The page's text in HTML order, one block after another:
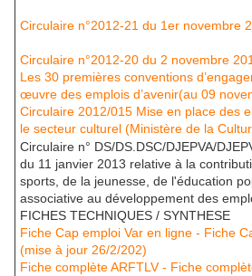
Circulaire n°2012-21 du 1er novembre
Circulaire n°2012-20 du 2 novembre
Les 30 premières conventions
œuvre des emplois d’avenir(au 09
Circulaire 2012/015 Mise en place des
le secteur culturel (Ministère de la
Circulaire n° DS/DS.DSC/DJEPVA/
du 11 janvier 2013 relative à la
sports, de la jeunesse, de l'éducation
associative au développement des
FICHES TECHNIQUES / SYNTHESE
Fiche Cap emploi Var en ligne - Fiche
(mise à jour 26/2/202)
Fiche complète ARFTLV - Fiche